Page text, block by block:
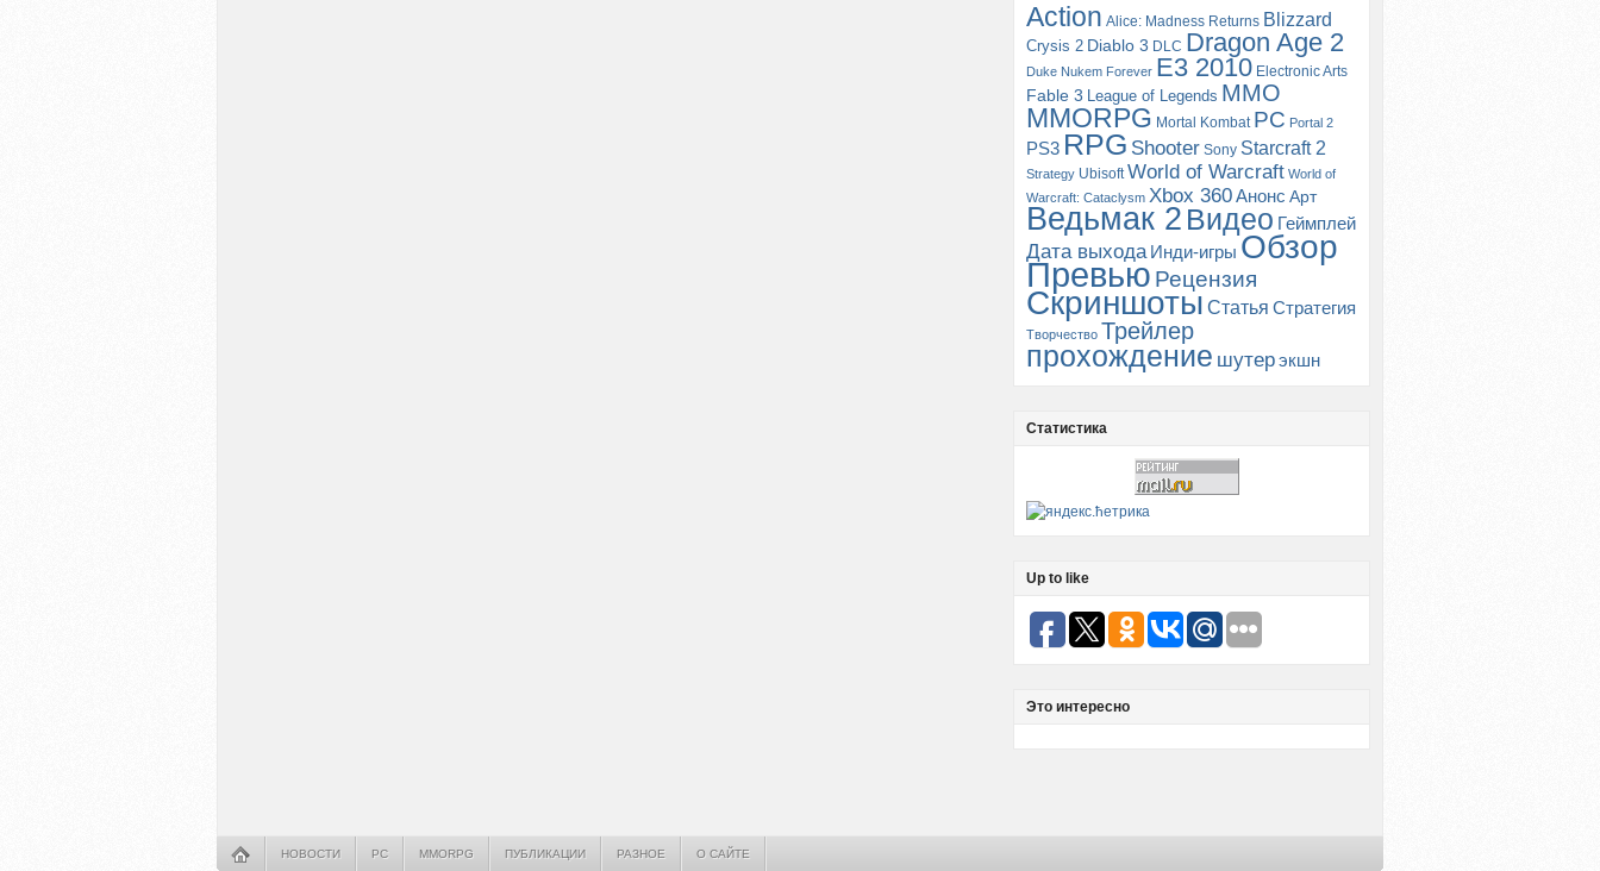
Action Alice: Madness Returns Blizzard
Crysis 2 Diablo 3 DLC Dragon Age 2
Duke Nukem Forever E3 2010 Electronic Arts
Fable 3 League of Legends MMO
MMORPG Mortal Kombat PC Portal 2
PS3 RPG Shooter Sony Starcraft 2
Strategy Ubisoft World of Warcraft World of
Warcraft: Cataclysm Xbox 360Анонс Арт
Ведьмак 2 Видео Геймплей
Дата выхода Инди-игры Обзор
Превью Рецензия
Скриншоты Статья Стратегия
Творчество Трейлер
прохождение шутерэкшн
Статистика
Up to like
Это интересно
НОВОСТИ PC MMORPG ПУБЛИКАЦИИ РАЗНОЕ О САЙТЕ